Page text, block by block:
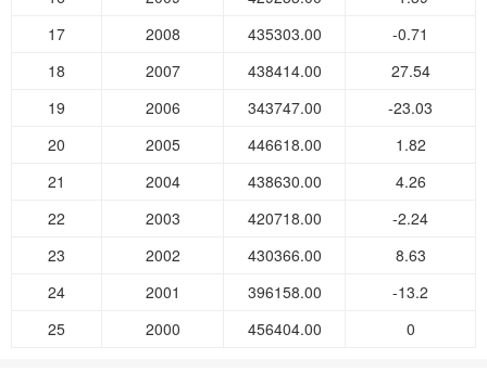
17
2008 435303.00
-0.71
18
2007 438414.00
27.54
19
2006 343747.00
-23.03
20
2005 446618.00
1.82
21
2004 438630.00
4.26
22
2003 420718.00
-2.24
23
2002 430366.00
8.63
24
2001 396158.00
-13.2
25
2000 456404.00 0